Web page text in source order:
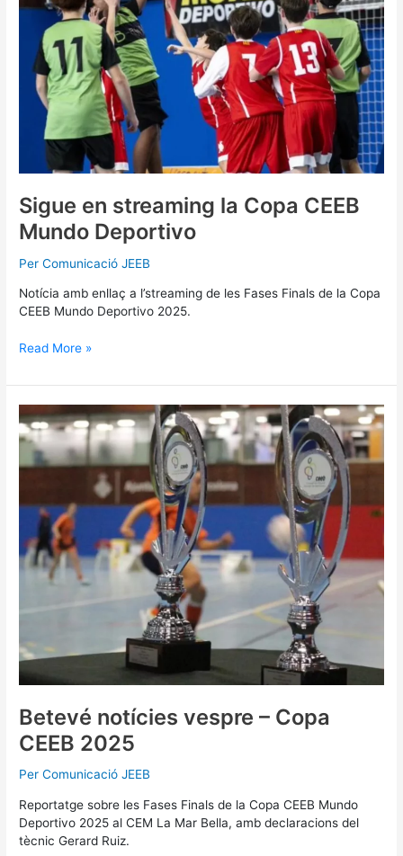
Sigue en streaming la Copa CEEB
Mundo Deportivo
Per Comunicació JEEB
Notícia amb enllaç a l’streaming de les Fases Finals de la Copa
CEEB Mundo Deportivo 2025.
Mundo
Deportivo
Read More »
Betevé notícies vespre – Copa
CEEB 2025
Per Comunicació JEEB
Reportatge sobre les Fases Finals de la Copa CEEB Mundo
Deportivo 2025 al CEM La Mar Bella, amb declaracions del
tècnic Gerard Ruiz.
Betevé
notícies
vespre
–
CEEB
2025